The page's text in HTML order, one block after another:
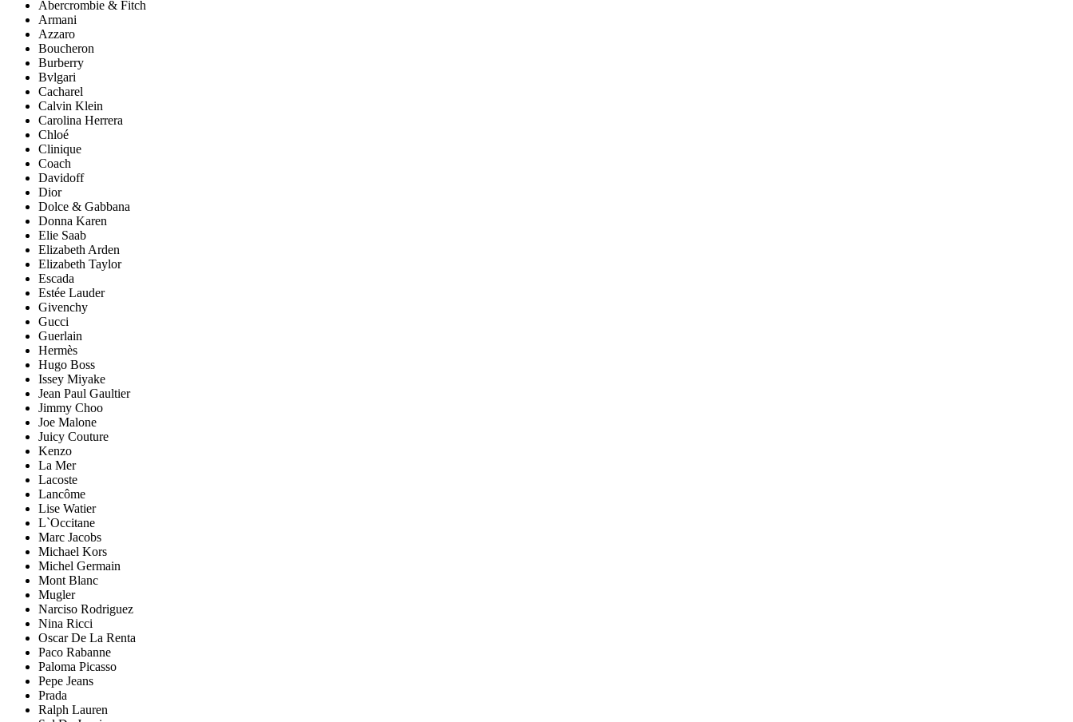
Abercrombie & Fitch
Armani
Azzaro
Boucheron
Burberry
Bvlgari
Cacharel
Calvin Klein
Carolina Herrera
Chloé
Clinique
Coach
Davidoff
Dior
Dolce & Gabbana
Donna Karen
Elie Saab
Elizabeth Arden
Elizabeth Taylor
Escada
Estée Lauder
Givenchy
Gucci
Guerlain
Hermès
Hugo Boss
Issey Miyake
Jean Paul Gaultier
Jimmy Choo
Joe Malone
Juicy Couture
Kenzo
La Mer
Lacoste
Lancôme
Lise Watier
L`Occitane
Marc Jacobs
Michael Kors
Michel Germain
Mont Blanc
Mugler
Narciso Rodriguez
Nina Ricci
Oscar De La Renta
Paco Rabanne
Paloma Picasso
Pepe Jeans
Prada
Ralph Lauren